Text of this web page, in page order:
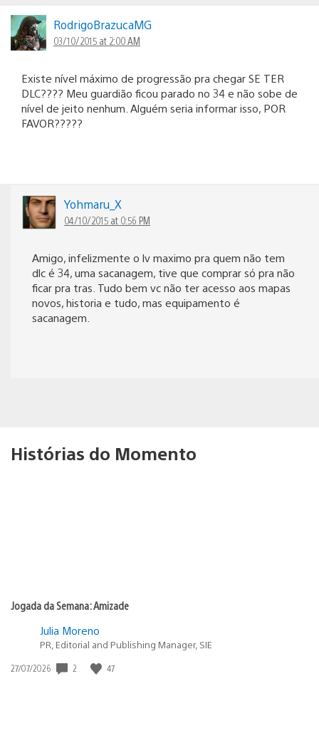
RodrigoBrazucaMG
03/10/2015 at 2:00 AM
Existe nível máximo de progressão pra chegar SE TER
DLC???? Meu guardião ficou parado no 34 e não sobe de
nível de jeito nenhum. Alguém seria informar isso, POR
FAVOR?????
Yohmaru_X
04/10/2015 at 0:56 PM
Amigo, infelizmente o lv maximo pra quem não tem
dlc é 34, uma sacanagem, tive que comprar só pra não
ficar pra tras. Tudo bem vc não ter acesso aos mapas
novos, historia e tudo, mas equipamento é
sacanagem.
Histórias do Momento
Jogada da Semana: Amizade
Julia Moreno
PR, Editorial and Publishing Manager, SIE
Data
27/07/2026 2 47